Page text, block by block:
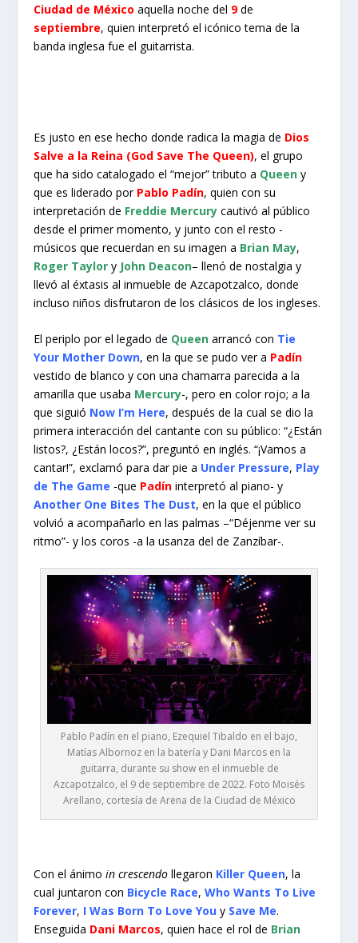
Ciudad de México aquella noche del 9de
septiembre, quien interpretó el icónico tema de la
banda inglesa fue el guitarrista.
Es justo en ese hecho donde radica la magia de Dios
Salve a la Reina (God Save The Queen), el grupo
que ha sido catalogado el “mejor” tributo a Queen y
que es liderado por Pablo Padín, quien con su
interpretación de Freddie Mercury cautivó al público
desde el primer momento, y junto con el resto -
músicos que recuerdan en su imagen a Brian May,
Roger Taylor y John Deacon– llenó de nostalgia y
llevó al éxtasis al inmueble de Azcapotzalco, donde
incluso niños disfrutaron de los clásicos de los ingleses.
El periplo por el legado de Queen arrancó con Tie
Your Mother Down, en la que se pudo ver a Padín
vestido de blanco y con una chamarra parecida a la
amarilla que usaba Mercury-, pero en color rojo; a la
que siguió Now I’m Here, después de la cual se dio la
primera interacción del cantante con su público: “¿Están
listos?, ¿Están locos?”, preguntó en inglés. “¡Vamos a
cantar!”, exclamó para dar pie a Under Pressure, Play
de The Game -que Padín interpretó al piano- y
Another One Bites The Dust, en la que el público
volvió a acompañarlo en las palmas –“Déjenme ver su
ritmo”- y los coros -a la usanza del de Zanzíbar-.
Pablo Padín en el piano, Ezequiel Tibaldo en el bajo,
Matías Albornoz en la batería y Dani Marcos en la
guitarra, durante su show en el inmueble de
Azcapotzalco, el 9 de septiembre de 2022. Foto Moisés
Arellano, cortesía de Arena de la Ciudad de México
Con el ánimoin crescendo llegaron Killer Queen, la
cual juntaron con Bicycle Race,Who Wants To Live
Forever, I Was Born To Love You y Save Me.
Enseguida Dani Marcos, quien hace el rol de Brian